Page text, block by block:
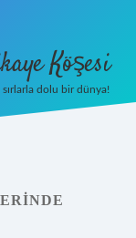
Köşesi
dolu bir dünya!